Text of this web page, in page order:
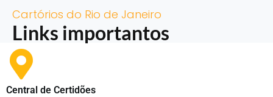
Cartórios do Rio de Janeiro
Links importantos
Central de Certidões